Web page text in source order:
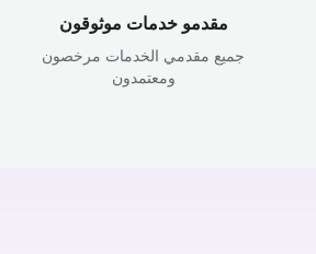
مقدمو خدمات موثوقون
جميع مقدمي الخدمات مرخصون
ومعتمدون